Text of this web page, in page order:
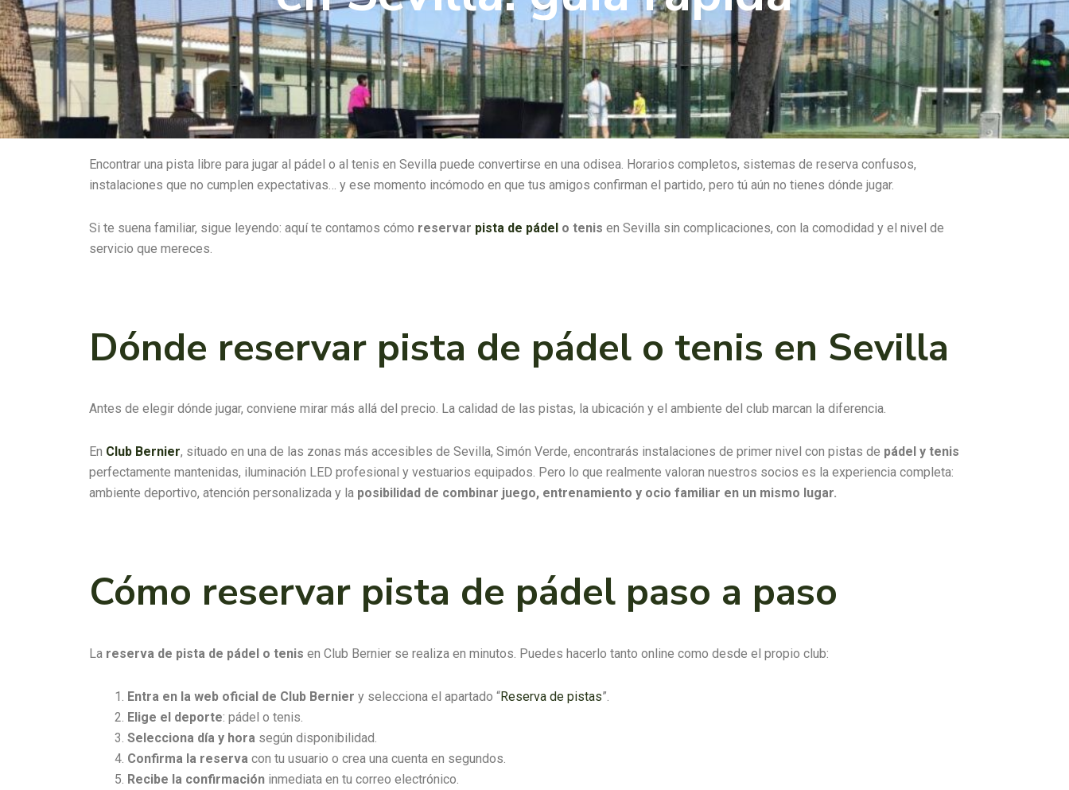
Encontrar una pista libre para jugar al pádel o al tenis en Sevilla puede convertirse en una odisea. Horarios completos, sistemas de reserva confusos,
instalaciones que no cumplen expectativas… y ese momento incómodo en que tus amigos confirman el partido, pero tú aún no tienes dónde jugar.
Si te suena familiar, sigue leyendo: aquí te contamos cómo reservar pista de pádel o tenis en Sevilla sin complicaciones, con la comodidad y el nivel de
servicio que mereces.
Dónde reservar pista de pádel o tenis en Sevilla
Antes de elegir dónde jugar, conviene mirar más allá del precio. La calidad de las pistas, la ubicación y el ambiente del club marcan la diferencia.
En Club Bernier, situado en una de las zonas más accesibles de Sevilla, Simón Verde, encontrarás instalaciones de primer nivel con pistas de pádel y tenis
perfectamente mantenidas, iluminación LED profesional y vestuarios equipados. Pero lo que realmente valoran nuestros socios es la experiencia completa:
ambiente deportivo, atención personalizada y la posibilidad de combinar juego, entrenamiento y ocio familiar en un mismo lugar.
Cómo reservar pista de pádel paso a paso
La reserva de pista de pádel o tenis en Club Bernier se realiza en minutos. Puedes hacerlo tanto online como desde el propio club:
Entra en la web oficial de Club Bernier y selecciona el apartado “Reserva de pistas”.
Elige el deporte: pádel o tenis.
Selecciona día y hora según disponibilidad.
Confirma la reserva con tu usuario o crea una cuenta en segundos.
Recibe la confirmación inmediata en tu correo electrónico.